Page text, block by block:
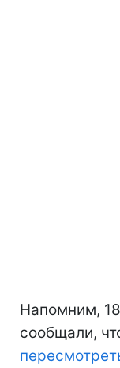
Напомним,
сообщали,